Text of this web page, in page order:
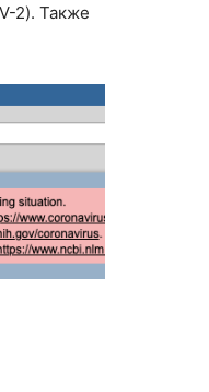
2). Также